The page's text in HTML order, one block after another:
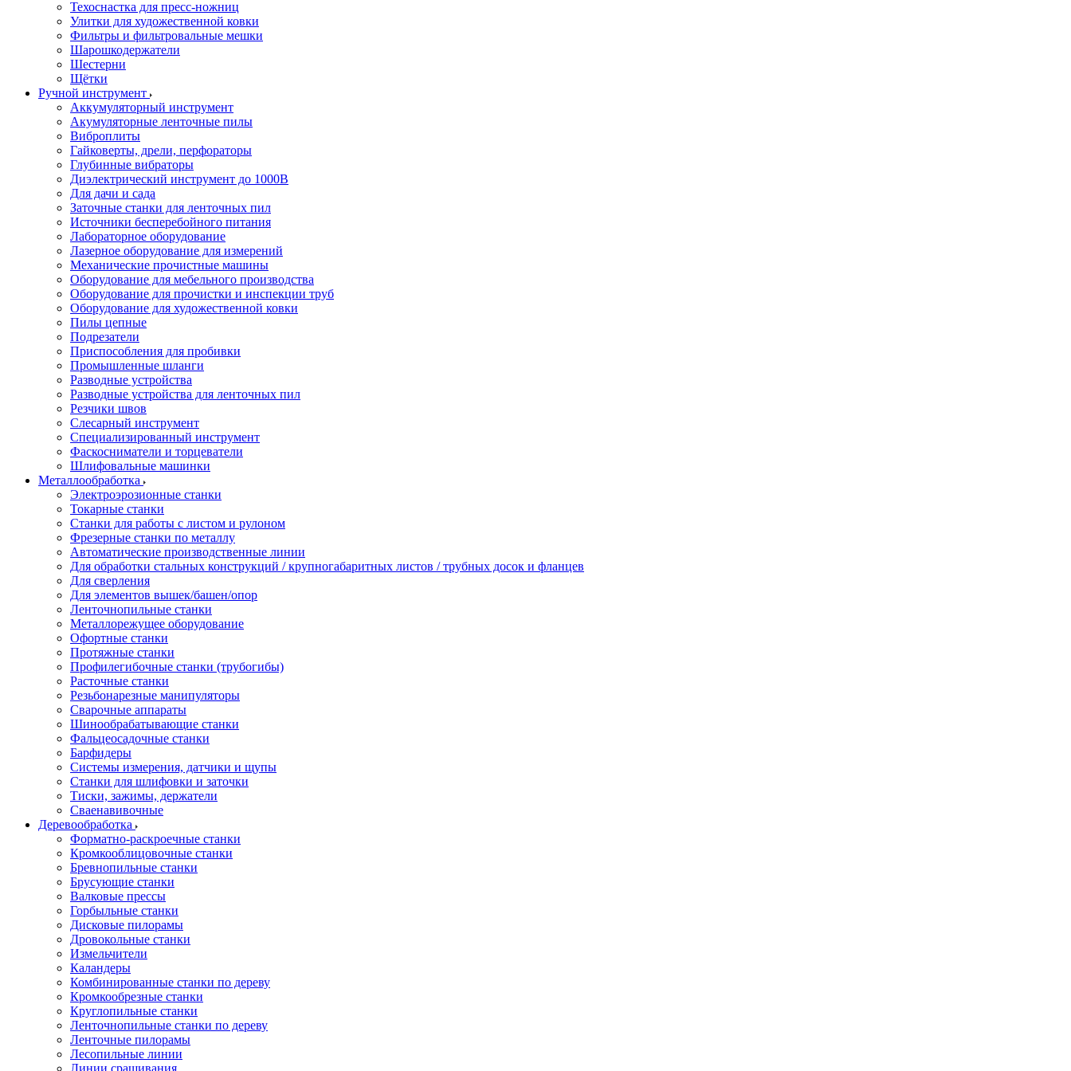
Техоснастка для пресс-ножниц
Улитки для художественной ковки
Фильтры и фильтровальные мешки
Шарошкодержатели
Шестерни
Щётки
Ручной инструмент
Аккумуляторный инструмент
Акумуляторные ленточные пилы
Виброплиты
Гайковерты, дрели, перфораторы
Глубинные вибраторы
Диэлектрический инструмент до 1000В
Для дачи и сада
Заточные станки для ленточных пил
Источники бесперебойного питания
Лабораторное оборудование
Лазерное оборудование для измерений
Механические прочистные машины
Оборудование для мебельного производства
Оборудование для прочистки и инспекции труб
Оборудование для художественной ковки
Пилы цепные
Подрезатели
Приспособления для пробивки
Промышленные шланги
Разводные устройства
Разводные устройства для ленточных пил
Резчики швов
Слесарный инструмент
Специализированный инструмент
Фаскосниматели и торцеватели
Шлифовальные машинки
Металлообработка
Электроэрозионные станки
Токарные станки
Станки для работы с листом и рулоном
Фрезерные станки по металлу
Автоматические производственные линии
Для обработки стальных конструкций / крупногабаритных листов / трубных досок и фланцев
Для сверления
Для элементов вышек/башен/опор
Ленточнопильные станки
Металлорежущее оборудование
Офортные станки
Протяжные станки
Профилегибочные станки (трубогибы)
Расточные станки
Резьбонарезные манипуляторы
Сварочные аппараты
Шинообрабатывающие станки
Фальцеосадочные станки
Барфидеры
Системы измерения, датчики и щупы
Станки для шлифовки и заточки
Тиски, зажимы, держатели
Cваенавивочные
Деревообработка
Форматно-раскроечные станки
Кромкооблицовочные станки
Бревнопильные станки
Брусующие станки
Валковые прессы
Горбыльные станки
Дисковые пилорамы
Дровокольные станки
Измельчители
Каландеры
Комбинированные станки по дереву
Кромкообрезные станки
Круглопильные станки
Ленточнопильные станки по дереву
Ленточные пилорамы
Лесопильные линии
Линии сращивания